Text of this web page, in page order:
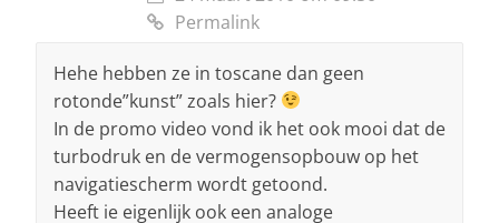
Permalink
Hehe hebben ze in toscane dan geen
rotonde”kunst” zoals hier?
In de promo video vond ik het ook mooi dat de
turbodruk en de vermogensopbouw op het
navigatiescherm wordt getoond.
Heeft ie eigenlijk ook een analoge